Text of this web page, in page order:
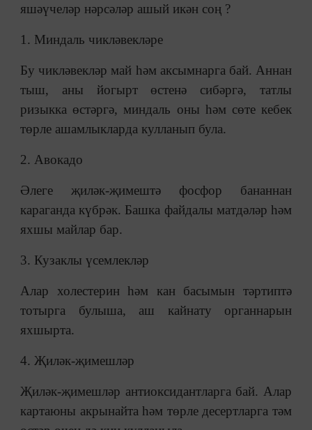
яшәүчеләр нәрсәләр ашый икән соң ?
1. Миндаль чикләвекләре
Бу чикләвекләр май һәм аксымнарга бай. Аннан
тыш, аны йогырт өстенә сибәргә, татлы
ризыкка өстәргә, миндаль оны һәм сөте кебек
төрле ашамлыкларда кулланып була.
2. Авокадо
Әлеге җиләк-җимештә фосфор бананнан
караганда күбрәк. Башка файдалы матдәләр һәм
яхшы майлар бар.
3. Кузаклы үсемлекләр
Алар холестерин һәм кан басымын тәртиптә
тотырга булыша, аш кайнату органнарын
яхшырта.
4. Җиләк-җимешләр
Җиләк-җимешләр антиоксидантларга бай. Алар
картаюны акрынайта һәм төрле десертларга тәм